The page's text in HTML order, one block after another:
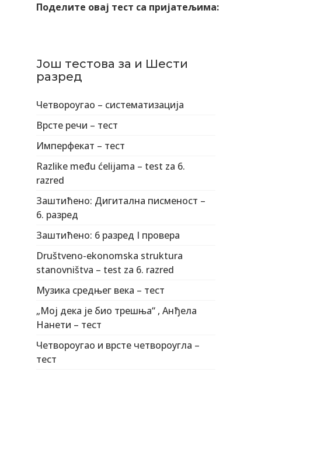
Поделите овај тест са пријатељима:
Још тестова за и Шести
разред
Четвороугао – систематизација
Врсте речи – тест
Имперфекат – тест
Razlike među ćelijama – test za 6.
razred
Заштићено: Дигитална писменост –
6. разред
Заштићено: 6 разред I провера
Društveno-ekonomska struktura
stanovništva – test za 6. razred
Музика средњег века – тест
„Мој дека је био трешња“ , Анђела
Нанети – тест
Четвороугао и врсте четвороугла –
тест